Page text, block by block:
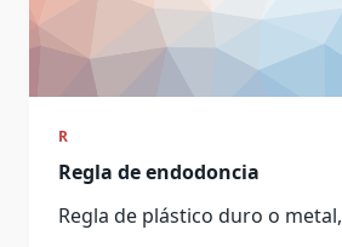
R
Regla de endodoncia
Regla de plástico duro o metal,